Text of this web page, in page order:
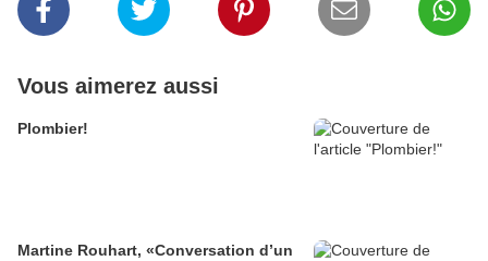
Vous aimerez aussi
Plombier!
Martine Rouhart, «Conversation d’un